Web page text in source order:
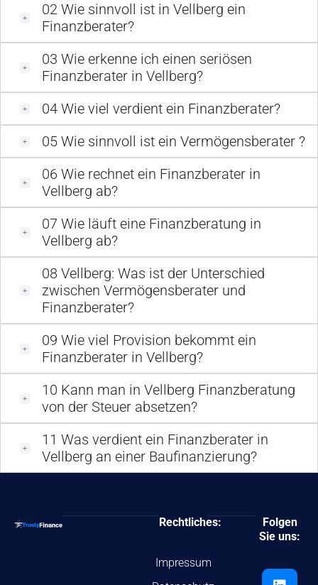
02 Wie sinnvoll ist in Vellberg ein
Finanzberater?
03 Wie erkenne ich einen seriösen
Finanzberater in Vellberg?
04 Wie viel verdient ein Finanzberater?
05 Wie sinnvoll ist ein Vermögensberater ?
06 Wie rechnet ein Finanzberater in
Vellberg ab?
07 Wie läuft eine Finanzberatung in
Vellberg ab?
08 Vellberg: Was ist der Unterschied
zwischen Vermögensberater und
Finanzberater?
09 Wie viel Provision bekommt ein
Finanzberater in Vellberg?
10 Kann man in Vellberg Finanzberatung
von der Steuer absetzen?
11 Was verdient ein Finanzberater in
Vellberg an einer Baufinanzierung?
Rechtliches:
Impressum
Folgen
Sie uns: